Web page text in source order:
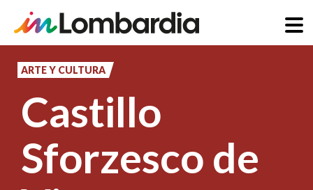
principal
ARTE Y CULTURA
Castillo
Sforzesco de